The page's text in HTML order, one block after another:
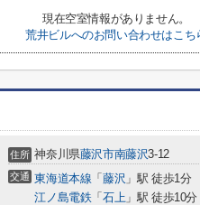
現在空室情報がありません。
荒井ビルへのお問い合わせはこち
住所 神奈川県藤沢市南藤沢3-12
交通 東海道本線 「 藤沢 」駅 徒歩1分
江ノ島電鉄「 石上」駅 徒歩10分